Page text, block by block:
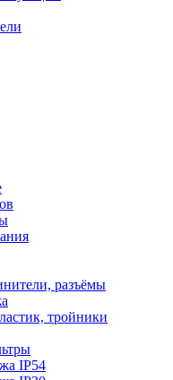
разъёмы
тройники
IP54